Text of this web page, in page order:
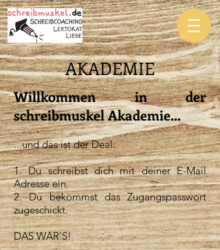
AKADEMIE
Willkommen in der
schreibmuskel Akademie...
...und das ist der Deal:
1. Du schreibst dich mit deiner E-Mail
Adresse ein.
2. Du bekommst das Zugangspasswort
zugeschickt.
DAS WAR'S!